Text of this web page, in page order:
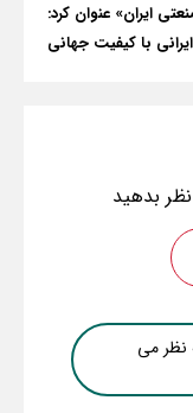
ایران» عنوان کرد:
با کیفیت جهانی
بدهید
نظر می